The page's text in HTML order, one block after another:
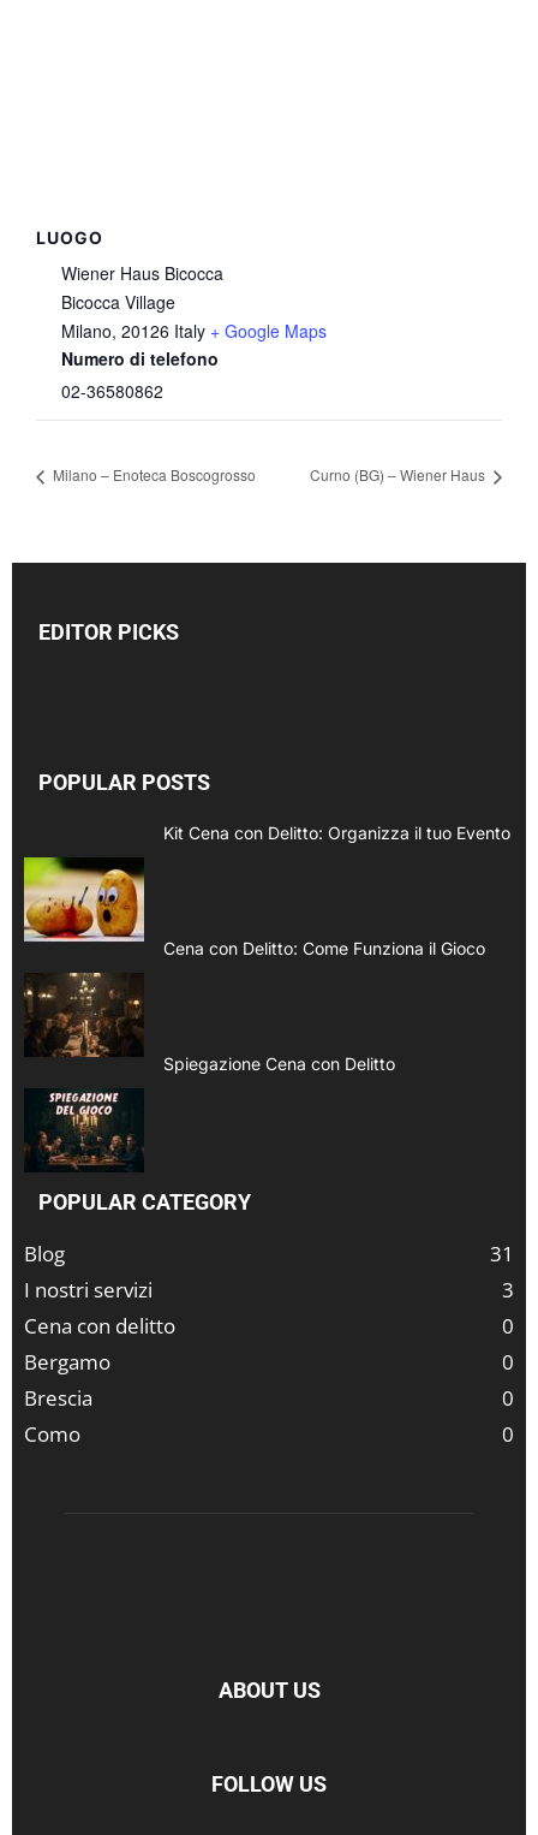
LUOGO
Wiener Haus Bicocca
Bicocca Village
Milano, 20126 Italy + Google Maps
Numero di telefono
02-36580862
Milano – Enoteca Boscogrosso Curno (BG) – Wiener Haus
EDITOR PICKS
POPULAR POSTS
Kit Cena con Delitto: Organizza il tuo Evento
Cena con Delitto: Come Funziona il Gioco
Spiegazione Cena con Delitto
POPULAR CATEGORY
Blog
31
I nostri servizi
3
Cena con delitto
0
Bergamo
0
Brescia
0
Como
0
ABOUT US
FOLLOW US